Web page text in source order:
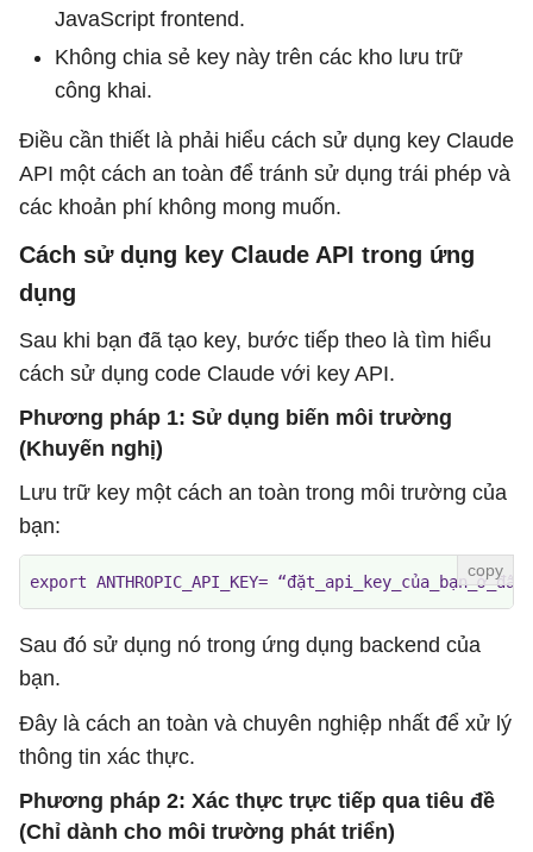
JavaScript frontend.
Không chia sẻ key này trên các kho lưu trữ
công khai.
Điều cần thiết là phải hiểu cách sử dụng key Claude
API một cách an toàn để tránh sử dụng trái phép và
các khoản phí không mong muốn.
Cách sử dụng key Claude API trong ứng
dụng
Sau khi bạn đã tạo key, bước tiếp theo là tìm hiểu
cách sử dụng code Claude với key API.
Phương pháp 1: Sử dụng biến môi trường
(Khuyến nghị)
Lưu trữ key một cách an toàn trong môi trường của
bạn:
export ANTHROPIC_API_KEY= “đặt_api_key_của_bạn_ở_đây”
Sau đó sử dụng nó trong ứng dụng backend của
bạn.
Đây là cách an toàn và chuyên nghiệp nhất để xử lý
thông tin xác thực.
Phương pháp 2: Xác thực trực tiếp qua tiêu đề
(Chỉ dành cho môi trường phát triển)